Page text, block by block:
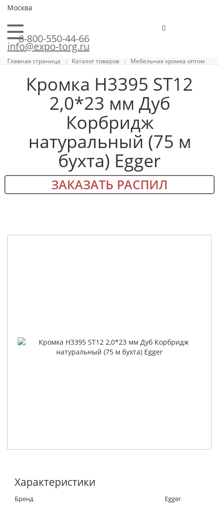
Москва
8-800-550-44-66
info@expo-torg.ru
Главная страница Каталог товаров Мебельная кромка оптом
Кромка H3395 ST12
2,0*23 мм Дуб
Корбридж
натуральный (75 м
бухта) Egger
ЗАКАЗАТЬ РАСПИЛ
Характеристики
Бренд
Egger